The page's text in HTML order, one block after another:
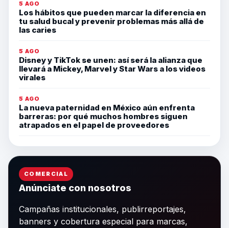
5 AGO
Los hábitos que pueden marcar la diferencia en
tu salud bucal y prevenir problemas más allá de
las caries
5 AGO
Disney y TikTok se unen: así será la alianza que
llevará a Mickey, Marvel y Star Wars a los videos
virales
5 AGO
La nueva paternidad en México aún enfrenta
barreras: por qué muchos hombres siguen
atrapados en el papel de proveedores
COMERCIAL
Anúnciate con nosotros
Campañas institucionales, publirreportajes,
banners y cobertura especial para marcas,